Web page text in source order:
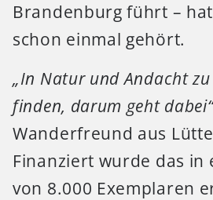
Brandenburg führt –
schon einmal gehört.
„In Natur und Andacht
finden, darum geht dabei“
Wanderfreund aus
Finanziert wurde das in
von 8.000 Exemplaren